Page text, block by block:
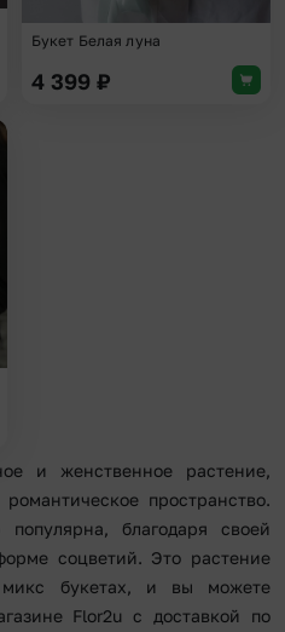
Букет Белая луна
4 399 ₽
и женственное растение,
пространство.
популярна, благодаря своей
соцветий. Это растение
микс букетах, и вы можете
Flor2u с доставкой по